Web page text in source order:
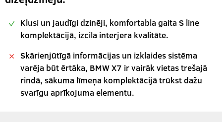
Klusi un jaudīgi dzinēji, komfortabla gaita S line
komplektācijā, izcila interjera kvalitāte.
Skārienjūtīgā informācijas un izklaides sistēma
varēja būt ērtāka, BMW X7 ir vairāk vietas trešajā
rindā, sākuma līmeņa komplektācijā trūkst dažu
svarīgu aprīkojuma elementu.